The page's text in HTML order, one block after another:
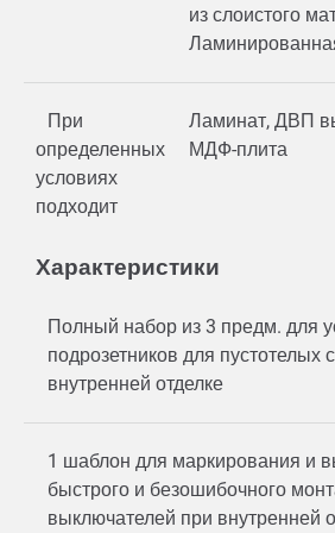
из слоистого
При
определенных
условиях
подходит
Ламинат, ДВП
МДФ-плита
Характеристики
Полный набор из 3 предм. для
подрозетников для пустотелых
внутренней отделке
1 шаблон для маркирования и
быстрого и безошибочного
выключателей при внутренней